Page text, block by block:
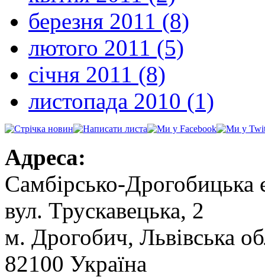
березня 2011 (8)
лютого 2011 (5)
січня 2011 (8)
листопада 2010 (1)
Адреса:
Самбірсько-Дрогобицька
вул. Трускавецька, 2
м. Дрогобич, Львівська
82100 Україна